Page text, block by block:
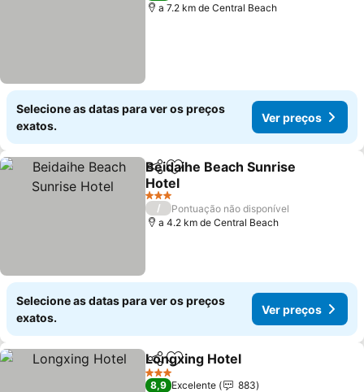
a 7.2 km de Central Beach
Selecione as datas para ver os preços
exatos.
Ver preços
PartilharAdicionar aos favoritos
Beidaihe Beach Sunrise
Hotel
Ver preços
3 Estrelas
/
Pontuação não disponível
a 4.2 km de Central Beach
Selecione as datas para ver os preços
exatos.
Ver preços
PartilharAdicionar aos favoritos
Longxing Hotel
3 Estrelas
8,9 Excelente
883